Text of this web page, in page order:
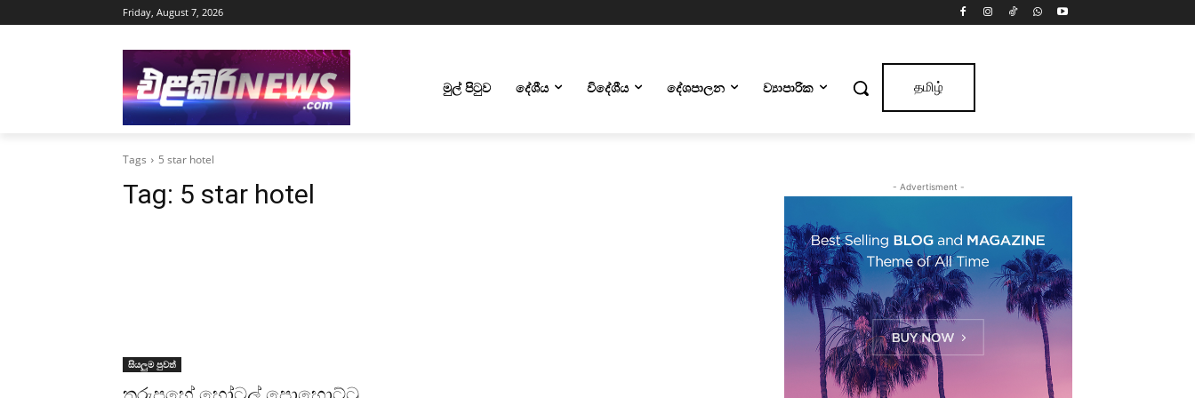
Friday, August 7, 2026
මුල් පිටුව දේශීය විදේශීය දේශපාලන ව්‍යාපාරික தமிழ்
Tags 5 star hotel
Tag: 5 star hotel
සියලුම පුවත්
- Advertisment -